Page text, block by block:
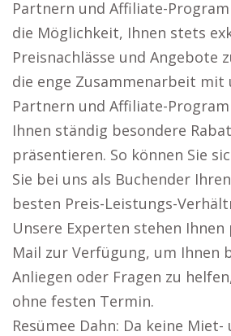
Partnern und Affiliate-
die Möglichkeit, Ihnen stets
Preisnachlässe und Angebote
die enge Zusammenarbeit mit
Partnern und Affiliate-
Ihnen ständig besondere
präsentieren. So können Sie
Sie bei uns als Buchender
besten Preis-Leistungs-
Unsere Experten stehen Ihnen
Mail zur Verfügung, um Ihnen
Anliegen oder Fragen zu
ohne festen Termin.
Resümee Dahn: Da keine Miet-